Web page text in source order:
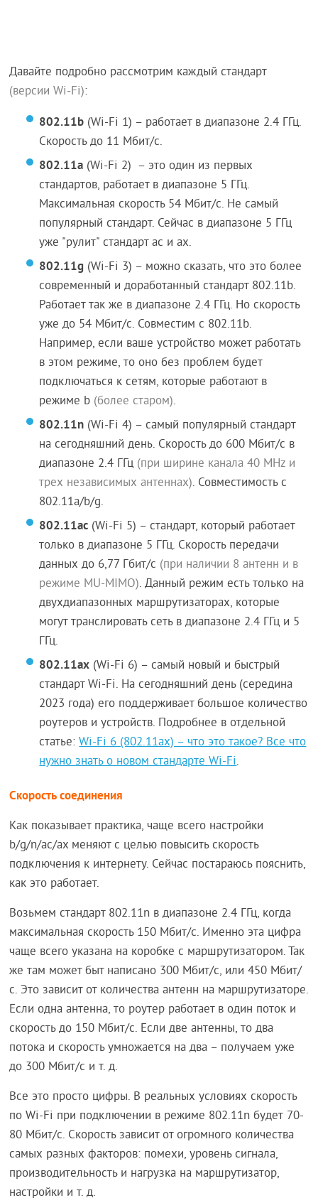
Давайте подробно рассмотрим каждый стандарт
(версии Wi-Fi):
802.11b (Wi-Fi 1) – работает в диапазоне 2.4 ГГц.
Скорость до 11 Мбит/с.
802.11a (Wi-Fi 2) – это один из первых
стандартов, работает в диапазоне 5 ГГц.
Максимальная скорость 54 Мбит/c. Не самый
популярный стандарт. Сейчас в диапазоне 5 ГГц
уже "рулит" стандарт ac и ax.
802.11g (Wi-Fi 3) – можно сказать, что это более
современный и доработанный стандарт 802.11b.
Работает так же в диапазоне 2.4 ГГц. Но скорость
уже до 54 Мбит/с. Совместим с 802.11b.
Например, если ваше устройство может работать
в этом режиме, то оно без проблем будет
подключаться к сетям, которые работают в
режиме b (более старом).
802.11n (Wi-Fi 4) – самый популярный стандарт
на сегодняшний день. Скорость до 600 Мбит/c в
диапазоне 2.4 ГГц (при ширине канала 40 MHz и
трех независимых антеннах). Совместимость с
802.11a/b/g.
802.11ac (Wi-Fi 5) – стандарт, который работает
только в диапазоне 5 ГГц. Скорость передачи
данных до 6,77 Гбит/с (при наличии 8 антенн и в
режиме MU-MIMO). Данный режим есть только на
двухдиапазонных маршрутизаторах, которые
могут транслировать сеть в диапазоне 2.4 ГГц и 5
ГГц.
802.11ax (Wi-Fi 6) – самый новый и быстрый
стандарт Wi-Fi. На сегодняшний день (середина
2023 года) его поддерживает большое количество
роутеров и устройств. Подробнее в отдельной
статье:Wi-Fi 6 (802.11ax) – что это такое? Все что
нужно знать о новом стандарте Wi-Fi.
Скорость соединения
Как показывает практика, чаще всего настройки
b/g/n/ac/ax меняют с целью повысить скорость
подключения к интернету. Сейчас постараюсь пояснить,
как это работает.
Возьмем стандарт 802.11n в диапазоне 2.4 ГГц, когда
максимальная скорость 150 Мбит/с. Именно эта цифра
чаще всего указана на коробке с маршрутизатором. Так
же там может быт написано 300 Мбит/с, или 450 Мбит/
с. Это зависит от количества антенн на маршрутизаторе.
Если одна антенна, то роутер работает в один поток и
скорость до 150 Мбит/с. Если две антенны, то два
потока и скорость умножается на два – получаем уже
до 300 Мбит/с и т. д.
Все это просто цифры. В реальных условиях скорость
по Wi-Fi при подключении в режиме 802.11n будет 70-
80 Мбит/с. Скорость зависит от огромного количества
самых разных факторов: помехи, уровень сигнала,
производительность и нагрузка на маршрутизатор,
настройки и т. д.